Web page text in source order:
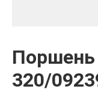
Поршень
320/